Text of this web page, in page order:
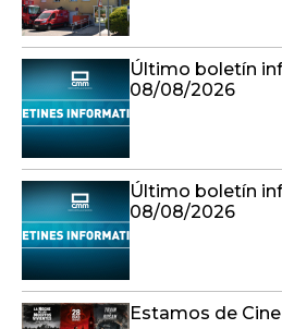
Último boletín
08/08/2026
Último boletín
08/08/2026
Estamos de